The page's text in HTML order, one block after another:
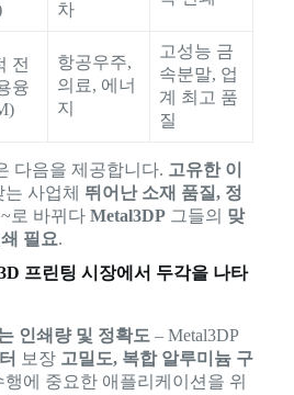
차
전
융
항공우주,
의료, 에너
지
고성능 금
속분말, 업
계 최고 품
질
다음을 제공합니다. 고유한 이
사업체 뛰어난 소재 품질, 정
로 바뀌다 Metal3DP그들의 맞
필요.
프린팅 시장에서 두각을 나타
인쇄량 및 정확도 – Metal3DP
보장 고밀도, 복합 알루미늄 구
에 중요한 애플리케이션을 위